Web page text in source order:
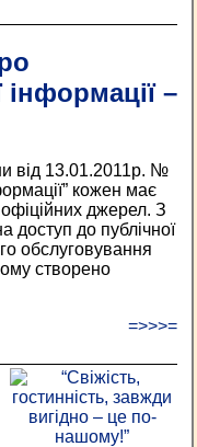
–
від 13.01.2011р. №
кожен має
джерел. З
доступ до публічної
обслуговування
створено
=>>>=